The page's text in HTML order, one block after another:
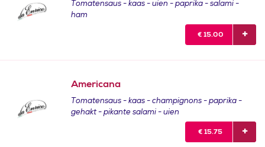
Tomatensaus - kaas - uien - paprika - salami -
ham
€ 15.00
Americana
Tomatensaus - kaas - champignons - paprika -
gehakt - pikante salami - uien
€ 15.75